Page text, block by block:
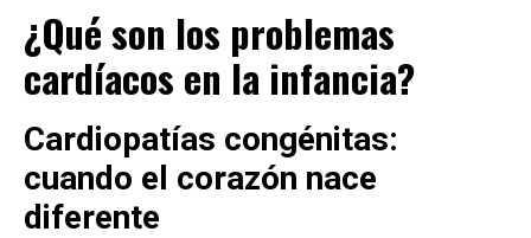
¿Qué son los problemas
cardíacos en la infancia?
Cardiopatías congénitas:
cuando el corazón nace
diferente